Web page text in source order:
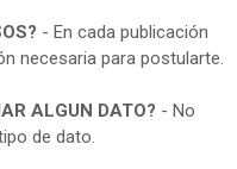
- En cada publicación
necesaria para postularte.
ALGUN DATO? - No
de dato.